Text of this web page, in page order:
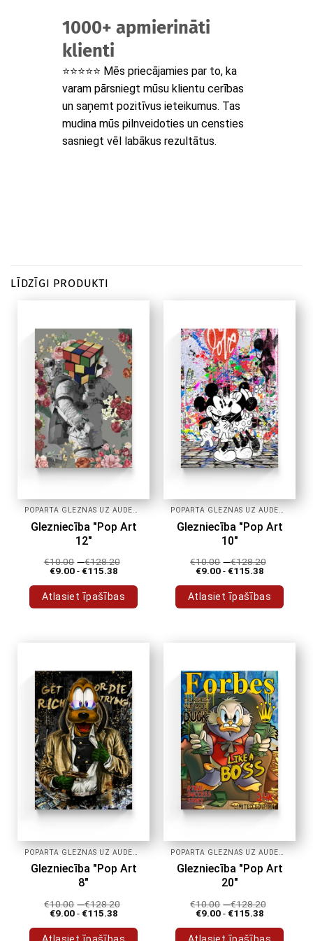
1000+ apmierināti
klienti
⭐⭐⭐⭐⭐ Mēs priecājamies par to, ka
varam pārsniegt mūsu klientu cerības
un saņemt pozitīvus ieteikumus. Tas
mudina mūs pilnveidoties un censties
sasniegt vēl labākus rezultātus.
LĪDZĪGI PRODUKTI
Glezniecība "Pop Art
12"
€10.00 -€128.20
€9.00-€115.38
Atlasiet īpašības
varianti.
Variantus
var
izvēlēties
produkta
lapā
Glezniecība "Pop Art
10"
€10.00 -€128.20
€9.00-€115.38
Atlasiet īpašības
varianti.
Variantus
var
izvēlēties
produkta
lapā
Glezniecība "Pop Art
8"
€10.00 -€128.20
€9.00-€115.38
Atlasiet īpašības
Glezniecība "Pop Art
20"
€10.00 -€128.20
€9.00-€115.38
Atlasiet īpašības